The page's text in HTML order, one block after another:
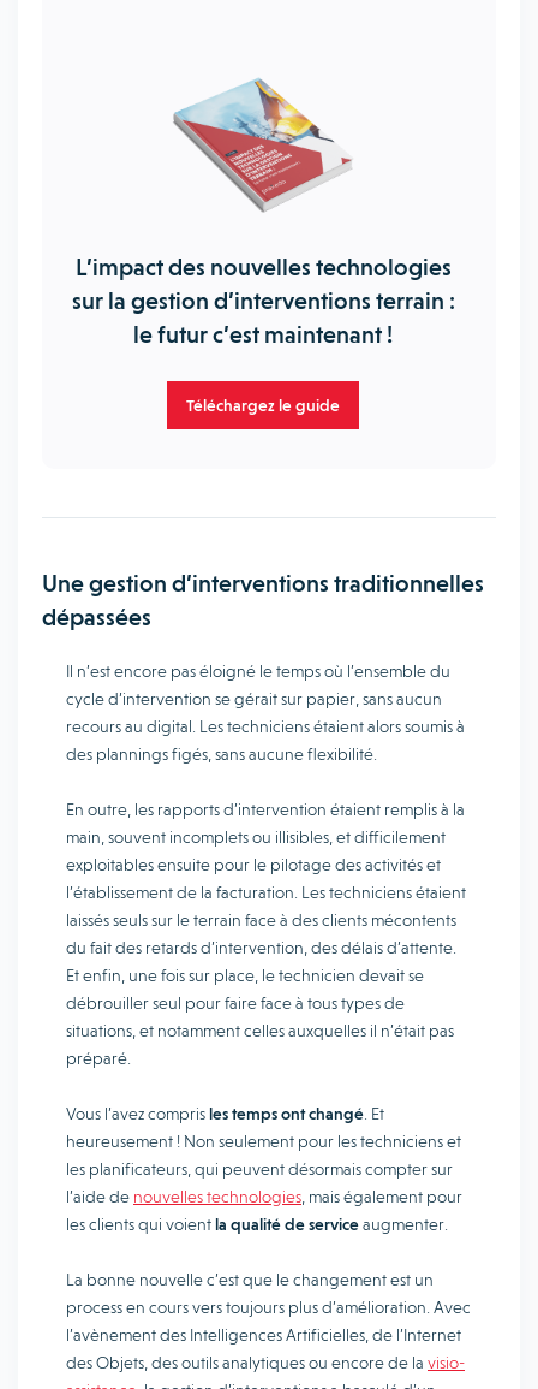
L’impact des nouvelles technologies
sur la gestion d’interventions terrain :
le futur c’est maintenant !
Téléchargez le guide
Une gestion d’interventions traditionnelles
dépassées
Il n’est encore pas éloigné le temps où l’ensemble du
cycle d’intervention se gérait sur papier, sans aucun
recours au digital. Les techniciens étaient alors soumis à
des plannings figés, sans aucune flexibilité.
En outre, les rapports d’intervention étaient remplis à la
main, souvent incomplets ou illisibles, et difficilement
exploitables ensuite pour le pilotage des activités et
l’établissement de la facturation. Les techniciens étaient
laissés seuls sur le terrain face à des clients mécontents
du fait des retards d’intervention, des délais d’attente.
Et enfin, une fois sur place, le technicien devait se
débrouiller seul pour faire face à tous types de
situations, et notamment celles auxquelles il n’était pas
préparé.
Vous l’avez comprisles temps ont changé . Et
heureusement ! Non seulement pour les techniciens et
les planificateurs, qui peuvent désormais compter sur
l’aide de nouvelles technologies , mais également pour
les clients qui voientla qualité de serviceaugmenter.
La bonne nouvelle c’est que le changement est un
process en cours vers toujours plus d’amélioration. Avec
l’avènement des Intelligences Artificielles, de l’Internet
des Objets, des outils analytiques ou encore de la visio-